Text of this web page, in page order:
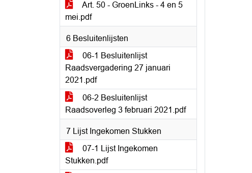
Art. 50 - GroenLinks - 4 en 5
mei.pdf
6 Besluitenlijsten
06-1 Besluitenlijst
Raadsvergadering 27 januari
2021.pdf
06-2 Besluitenlijst
Raadsoverleg 3 februari 2021.pdf
7 Lijst Ingekomen Stukken
07-1 Lijst Ingekomen
Stukken.pdf